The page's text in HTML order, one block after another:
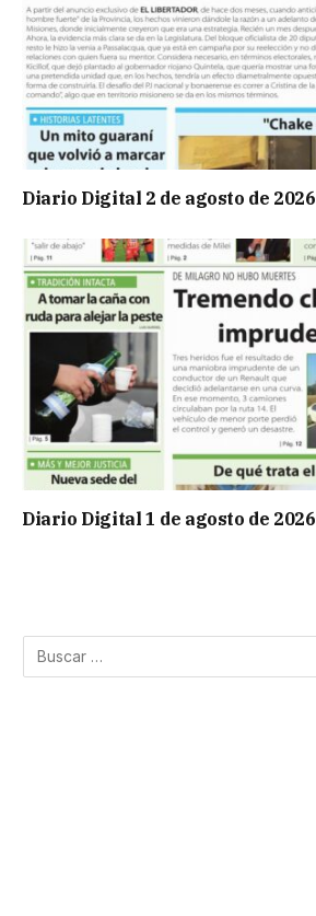
Diario Digital 2 de agosto de 2026
Diario Digital 1 de agosto de 2026